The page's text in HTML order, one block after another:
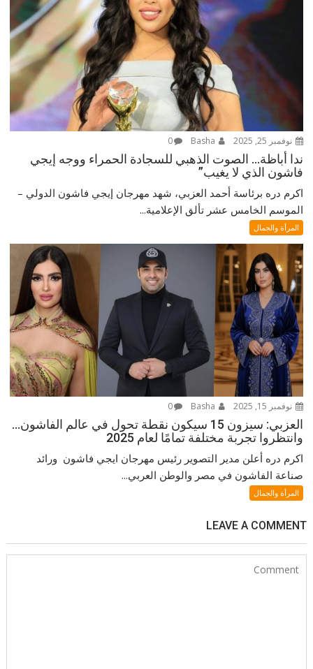
نوفمبر 25, 2025 0
ندا أباظة… الصوت الذهبي للسجادة الحمراء ووجه إيجي
فاشون الذي لا يغيب”
اكرم دره برئاسة أحمد العزبي، شهد مهرجان إيجي فاشون الدولي –
الموسم الخامس عشر تألق الإعلامية...
المرأة والجمال
نوفمبر 15, 2025 0
العزبي: سيزون 15 سيكون نقطة تحول في عالم الفاشون…
وانتظروا تجربة مختلفة تمامًا لعام 2025
اكرم دره أعلن مدير التصوير رئيس مهرجان ايجي فاشون ورائد
صناعة الفاشون في مصر والوطن العربي...
المرأة والجمال
LEAVE A COMMENT